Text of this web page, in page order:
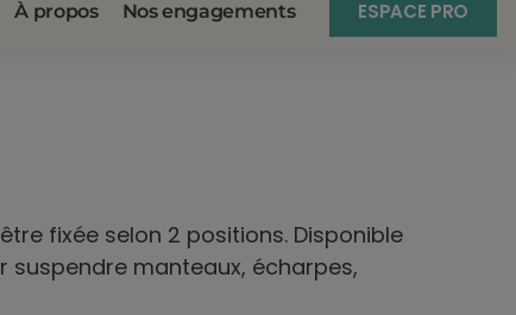
À propos Nos engagements ESPACE PRO
fixée selon 2 positions. Disponible
suspendre manteaux, écharpes,